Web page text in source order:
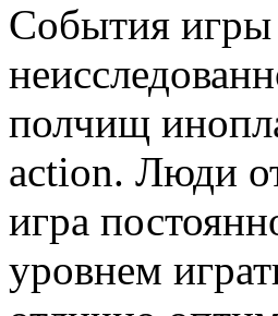
События игры
полчищ
action. Люди
игра
уровнем